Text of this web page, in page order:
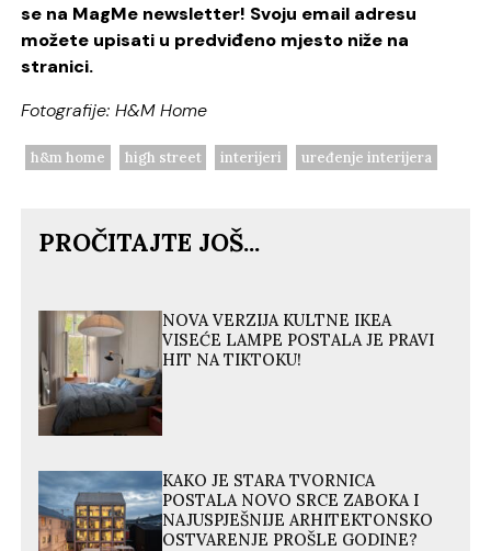
se na MagMe newsletter! Svoju email adresu
možete upisati u predviđeno mjesto niže na
stranici.
Fotografije: H&M Home
h&m home high street interijeri uređenje interijera
PROČITAJTE JOŠ...
NOVA VERZIJA KULTNE IKEA
VISEĆE LAMPE POSTALA JE PRAVI
HIT NA TIKTOKU!
KAKO JE STARA TVORNICA
POSTALA NOVO SRCE ZABOKA I
NAJUSPJEŠNIJE ARHITEKTONSKO
OSTVARENJE PROŠLE GODINE?